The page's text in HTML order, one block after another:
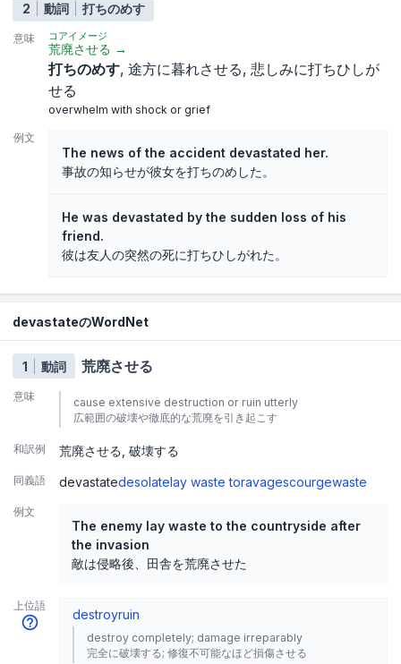
2 動詞 打ちのめす
意味 コアイメージ
荒廃させる →
打ちのめす 途方に暮れさせる 悲しみに打ちひしが
せる
overwhelm with shock or grief
例文
The news of the accident devastated her.
事故の知らせが彼女を打ちのめした。
He was devastated by the sudden loss of his
friend.
彼は友人の突然の死に打ちひしがれた。
devastateのWordNet
1 動詞 荒廃させる
意味
cause extensive destruction or ruin utterly
広範囲の破壊や徹底的な荒廃を引き起こす
和訳例 荒廃させる 破壊する
同義語 devastatedesolatelay waste toravagescourgewaste
例文
The enemy lay waste to the countryside after
the invasion
敵は侵略後、田舎を荒廃させた
上位語
destroyruin
destroy completely; damage irreparably
完全に破壊する; 修復不可能なほど損傷させる